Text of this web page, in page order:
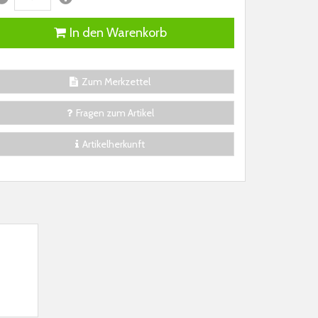
In den Warenkorb
Zum Merkzettel
Fragen zum Artikel
Artikelherkunft